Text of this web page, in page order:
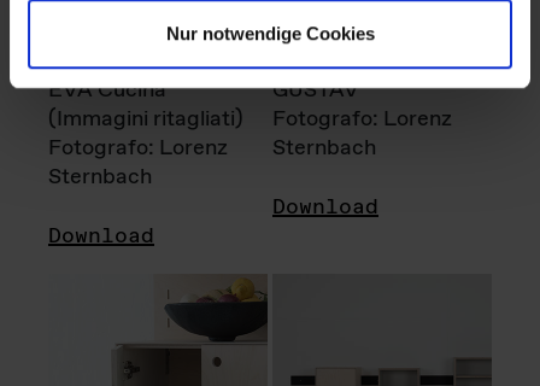
Nur notwendige Cookies
EVA Cucina
(Immagini ritagliati)
Fotografo: Lorenz
Sternbach
Download
GUSTAV
Fotografo: Lorenz
Sternbach
Download